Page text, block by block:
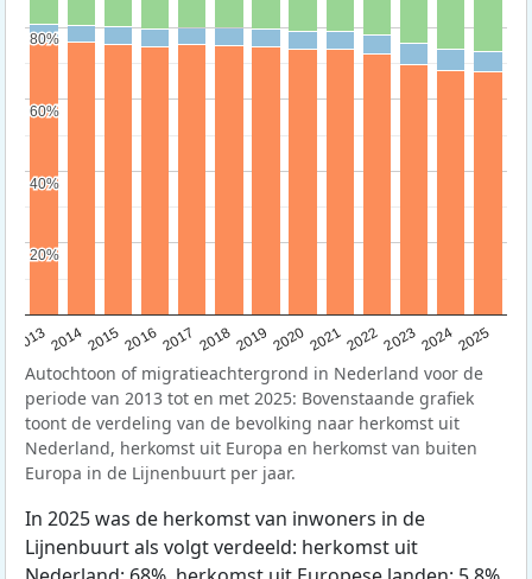
20132014201520162017 20182019 202020212022202320242025
20%
20%
40%
40%
60%
60%
80%
80%
Autochtoon of migratieachtergrond in Nederland voor de
periode van 2013 tot en met 2025: Bovenstaande grafiek
toont de verdeling van de bevolking naar herkomst uit
Nederland, herkomst uit Europa en herkomst van buiten
Europa in de Lijnenbuurt per jaar.
In 2025 was de herkomst van inwoners in de
Lijnenbuurt als volgt verdeeld: herkomst uit